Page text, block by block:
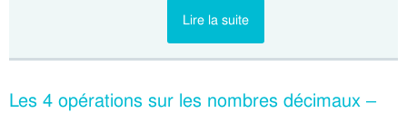
Lire la suite
Les 4 opérations sur les nombres décimaux –